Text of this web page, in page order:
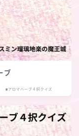
ブ
■アロマハーブ４択クイズ